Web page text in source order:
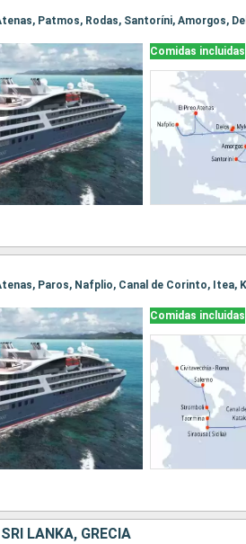
Patmos, Rodas, Santoríni, Amorgos,
Comidas incluidas
Comidas incluidas
LANKA, GRECIA